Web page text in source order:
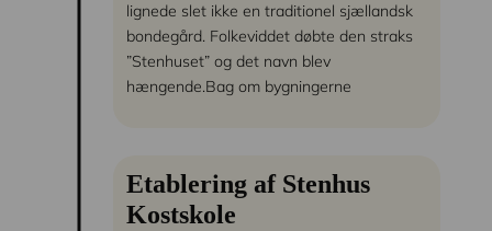
lignede slet ikke en traditionel sjællandsk
bondegård. Folkeviddet døbte den straks
”Stenhuset” og det navn blev
hængende.Bag om bygningerne
Etablering af Stenhus
Kostskole